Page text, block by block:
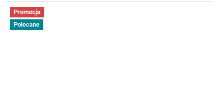
Promocja
Polecane